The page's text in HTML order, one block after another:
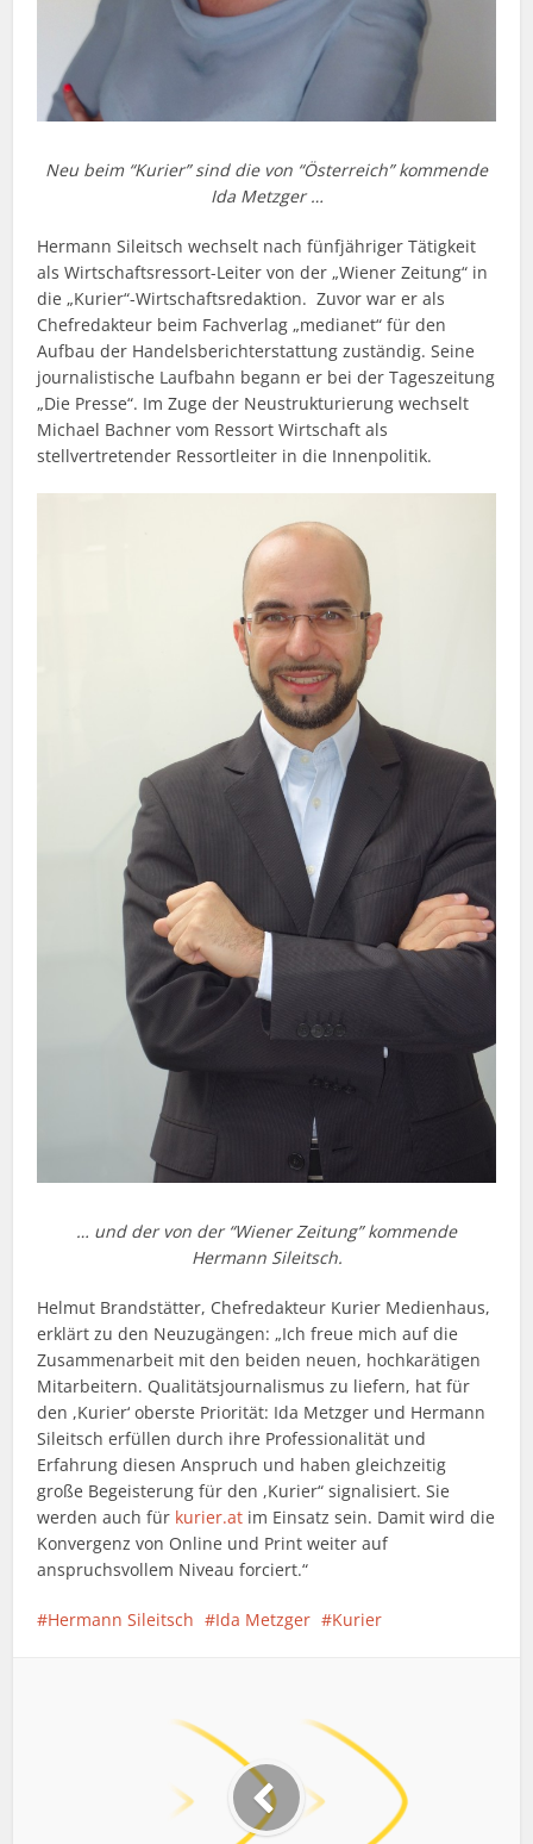
Neu beim “Kurier” sind die von “Österreich” kommende
Ida Metzger …
Hermann Sileitsch wechselt nach fünfjähriger Tätigkeit
als Wirtschaftsressort-Leiter von der „Wiener Zeitung“ in
die „Kurier“-Wirtschaftsredaktion. Zuvor war er als
Chefredakteur beim Fachverlag „medianet“ für den
Aufbau der Handelsberichterstattung zuständig. Seine
journalistische Laufbahn begann er bei der Tageszeitung
„Die Presse“. Im Zuge der Neustrukturierung wechselt
Michael Bachner vom Ressort Wirtschaft als
stellvertretender Ressortleiter in die Innenpolitik.
… und der von der “Wiener Zeitung” kommende
Hermann Sileitsch.
Helmut Brandstätter, Chefredakteur Kurier Medienhaus,
erklärt zu den Neuzugängen: „Ich freue mich auf die
Zusammenarbeit mit den beiden neuen, hochkarätigen
Mitarbeitern. Qualitätsjournalismus zu liefern, hat für
den ,Kurier‘ oberste Priorität: Ida Metzger und Hermann
Sileitsch erfüllen durch ihre Professionalität und
Erfahrung diesen Anspruch und haben gleichzeitig
große Begeisterung für den ,Kurier“ signalisiert. Sie
werden auch für kurier.at im Einsatz sein. Damit wird die
Konvergenz von Online und Print weiter auf
anspruchsvollem Niveau forciert.“
Hermann Sileitsch Ida Metzger Kurier